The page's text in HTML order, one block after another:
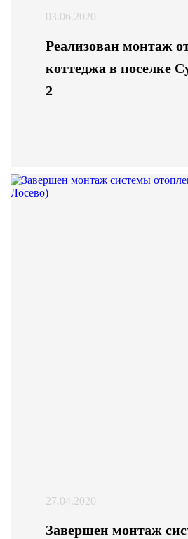
03.06.2020
Реализован монтаж
коттеджа в поселке
2
27.04.2020
Завершен монтаж